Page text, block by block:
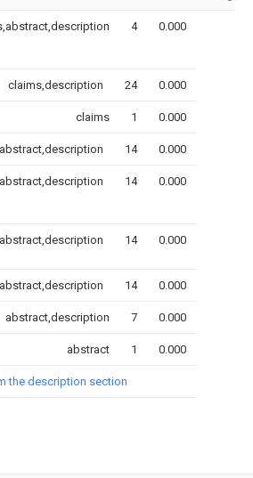
4 0.000
claims,description 24 0.000
claims 1 0.000
abstract,description 14 0.000
abstract,description 14 0.000
abstract,description 14 0.000
abstract,description 14 0.000
abstract,description 7 0.000
abstract 1 0.000
the description section